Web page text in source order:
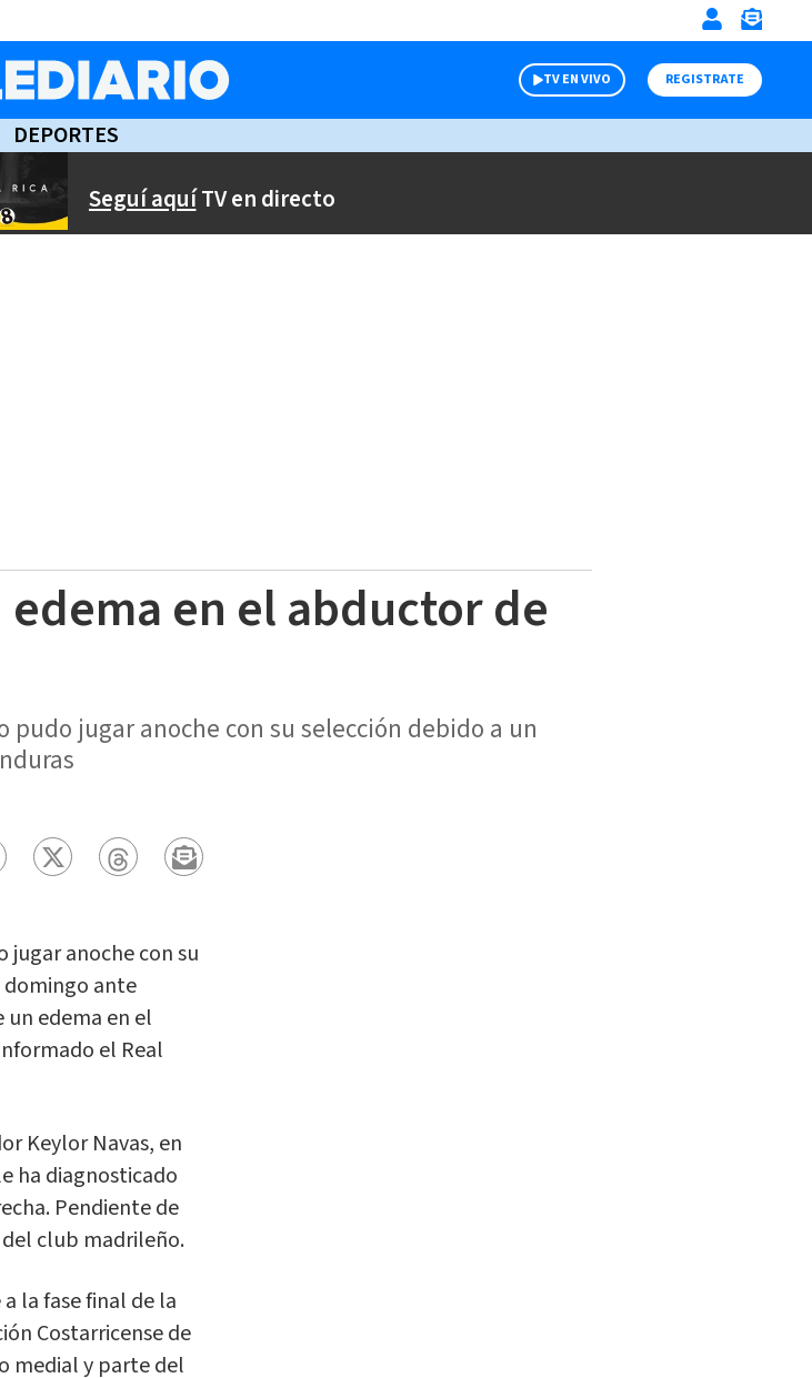
TV EN VIVO REGISTRATE
DEPORTES
Seguí aquíTV en directo
en el abductor de
jugar anoche con su selección debido a un
jugar anoche con su
ante
un edema en el
el Real
Keylor Navas, en
ha diagnosticado
Pendiente de
club madrileño.
la fase final de la
Costarricense de
medial y parte del